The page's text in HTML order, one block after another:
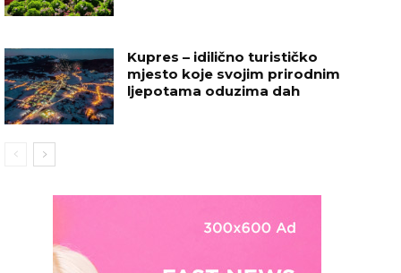
Kupres – idilično turističko
mjesto koje svojim prirodnim
ljepotama oduzima dah